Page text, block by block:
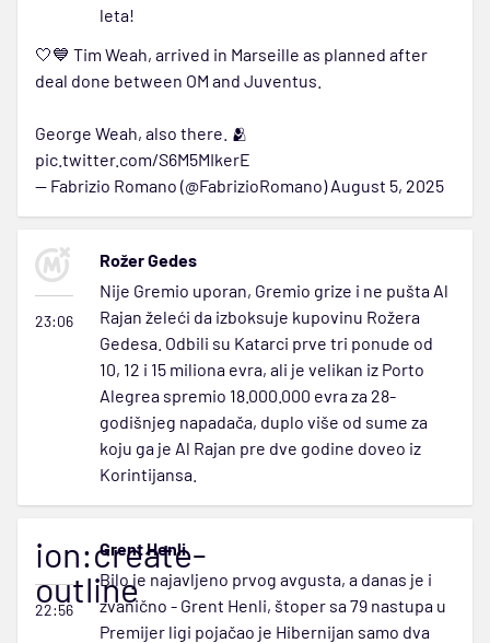
leta!
🤍💙 Tim Weah, arrived in Marseille as planned after
deal done between OM and Juventus.
George Weah, also there. 🫂
pic.twitter.com/S6M5MIkerE
— Fabrizio Romano (@FabrizioRomano)August 5, 2025
23:06
Rožer Gedes
Nije Gremio uporan, Gremio grize i ne pušta Al
Rajan želeći da izboksuje kupovinu Rožera
Gedesa. Odbili su Katarci prve tri ponude od
10, 12 i 15 miliona evra, ali je velikan iz Porto
Alegrea spremio 18.000.000 evra za 28-
godišnjeg napadača, duplo više od sume za
koju ga je Al Rajan pre dve godine doveo iz
Korintijansa.
ion:create-
outline
22:56
Grent Henli
Bilo je najavljeno prvog avgusta, a danas je i
zvanično - Grent Henli, štoper sa 79 nastupa u
Premijer ligi pojačao je Hibernijan samo dva